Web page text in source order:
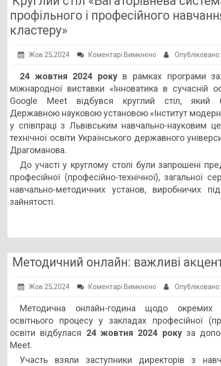
Публічна інформація
Заклади ПТО
НМЦ ПТО України
профільного і професійного
кластеру»
Жов 25,2024 Коментарі Вимкнено до
стіл
«Багаторівнева
система
дуальної
підготовки
педагогів
професійного
навчання
науково-
виробничого
кластеру»
24 жовтня 2024 року в рамках програми
міжнародної виставки «Інноватика в сучасній
Google Мeet відбувся круглий стіл, який
Державною науковою установою «Інститут
у співпраці з Львівським навчально-науковим
технічної освіти Українського державного
Драгоманова.
До участі у круглому столі були запрошені
професійної (професійно-технічної), загальної
навчально-методичних установ, виробничих
зайнятості.
Методичний онлайн: важливі
Жов 25,2024 Коментарі Вимкнено до
онлайн:
важливі
акценти
освітнього
Методична онлайн-година щодо окремих
освітнього процесу у закладах професійної
освіти відбулася 24 жовтня 2024 рокуза
Meet.
Участь взяли заступники директорів з